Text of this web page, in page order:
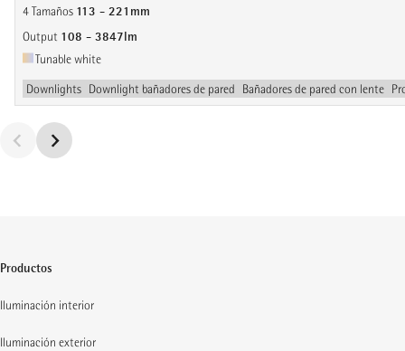
4 Tamaños 113 - 221mm
Output 108 - 3847lm
Tunable white
Downlights Downlight bañadores de pared Bañadores de pared con lente
Productos
Iluminación interior
Iluminación exterior